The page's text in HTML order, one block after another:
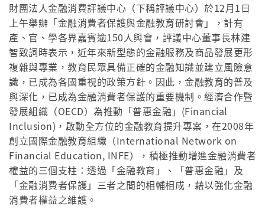
財團法人金融消費評議中心（下稱評議中心）於12月1日
上午舉辦「金融消費者保護與金融教育研討會」，計有
產、官、學各界嘉賓逾150人與會，評議中心董事長林建
智致詞時表示，近年來新型態的金融服務及商品發展更形
複雜與專業，教育民眾具備正確的金融知識並建立風險意
識，已成為各國重視的政策方針。因此，金融教育的普及
與深化，已成為金融消費者保護的重要機制。經濟合作暨
發展組織（OECD）為推動「普惠金融」(Financial
Inclusion)，啟動全方位的金融教育提升專案，在2008年
創立國際金融教育組織（International Network on
Financial Education, INFE），積極推動增進金融消費者
權益的三個支柱：透過「金融教育」、「普惠金融」及
「金融消費者保護」三者之間的相輔相成，藉以強化金融
消費者權益之維護。